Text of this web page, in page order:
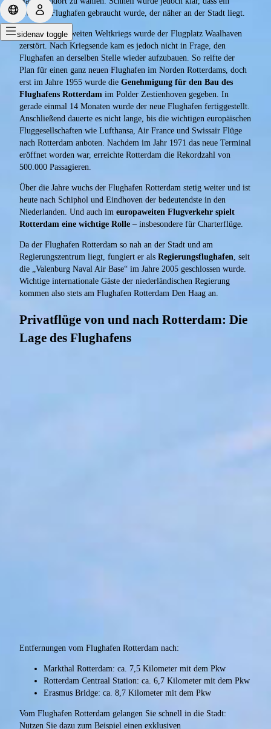
sidenav toggle
größerer Flughafen gebraucht wurde, der näher an der Stadt liegt.
Im Zuge des Zweiten Weltkriegs wurde der Flugplatz Waalhaven
zerstört. Nach Kriegsende kam es jedoch nicht in Frage, den
Flughafen an derselben Stelle wieder aufzubauen. So reifte der
Plan für einen ganz neuen Flughafen im Norden Rotterdams, doch
erst im Jahre 1955 wurde die Genehmigung für den Bau des
Flughafens Rotterdam im Polder Zestienhoven gegeben. In
gerade einmal 14 Monaten wurde der neue Flughafen fertiggestellt.
Anschließend dauerte es nicht lange, bis die wichtigen europäischen
Fluggesellschaften wie Lufthansa, Air France und Swissair Flüge
nach Rotterdam anboten. Nachdem im Jahr 1971 das neue Terminal
eröffnet worden war, erreichte Rotterdam die Rekordzahl von
500.000 Passagieren.
Über die Jahre wuchs der Flughafen Rotterdam stetig weiter und ist
heute nach Schiphol und Eindhoven der bedeutendste in den
Niederlanden. Und auch im europaweiten Flugverkehr spielt
Rotterdam eine wichtige Rolle – insbesondere für Charterflüge.
Da der Flughafen Rotterdam so nah an der Stadt und am
Regierungszentrum liegt, fungiert er als Regierungsflughafen, seit
die „Valenburg Naval Air Base“ im Jahre 2005 geschlossen wurde.
Wichtige internationale Gäste der niederländischen Regierung
kommen also stets am Flughafen Rotterdam Den Haag an.
Privatflüge von und nach Rotterdam: Die
Lage des Flughafens
Entfernungen vom Flughafen Rotterdam nach:
Markthal Rotterdam: ca. 7,5 Kilometer mit dem Pkw
Rotterdam Centraal Station: ca. 6,7 Kilometer mit dem Pkw
Erasmus Bridge: ca. 8,7 Kilometer mit dem Pkw
Vom Flughafen Rotterdam gelangen Sie schnell in die Stadt:
Nutzen Sie dazu zum Beispiel einen exklusiven